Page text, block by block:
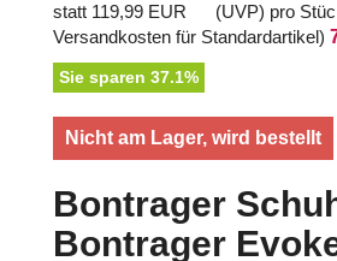
statt 119,99 EUR (UVP) pro
Versandkosten für Standardartikel)
Sie sparen 37.1%
Nicht am Lager, wird bestellt
Bontrager
Bontrager